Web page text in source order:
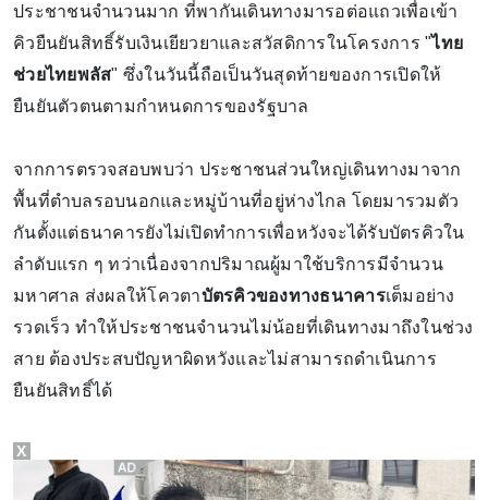
ประชาชนจำนวนมาก ที่พากันเดินทางมารอต่อแถวเพื่อเข้า
คิวยืนยันสิทธิ์รับเงินเยียวยาและสวัสดิการในโครงการ "ไทย
ช่วยไทยพลัส" ซึ่งในวันนี้ถือเป็นวันสุดท้ายของการเปิดให้
ยืนยันตัวตนตามกำหนดการของรัฐบาล
จากการตรวจสอบพบว่า ประชาชนส่วนใหญ่เดินทางมาจาก
พื้นที่ตำบลรอบนอกและหมู่บ้านที่อยู่ห่างไกล โดยมารวมตัว
กันตั้งแต่ธนาคารยังไม่เปิดทำการเพื่อหวังจะได้รับบัตรคิวใน
ลำดับแรก ๆ ทว่าเนื่องจากปริมาณผู้มาใช้บริการมีจำนวน
มหาศาล ส่งผลให้โควตาบัตรคิวของทางธนาคารเต็มอย่าง
รวดเร็ว ทำให้ประชาชนจำนวนไม่น้อยที่เดินทางมาถึงในช่วง
สาย ต้องประสบปัญหาผิดหวังและไม่สามารถดำเนินการ
ยืนยันสิทธิ์ได้
X